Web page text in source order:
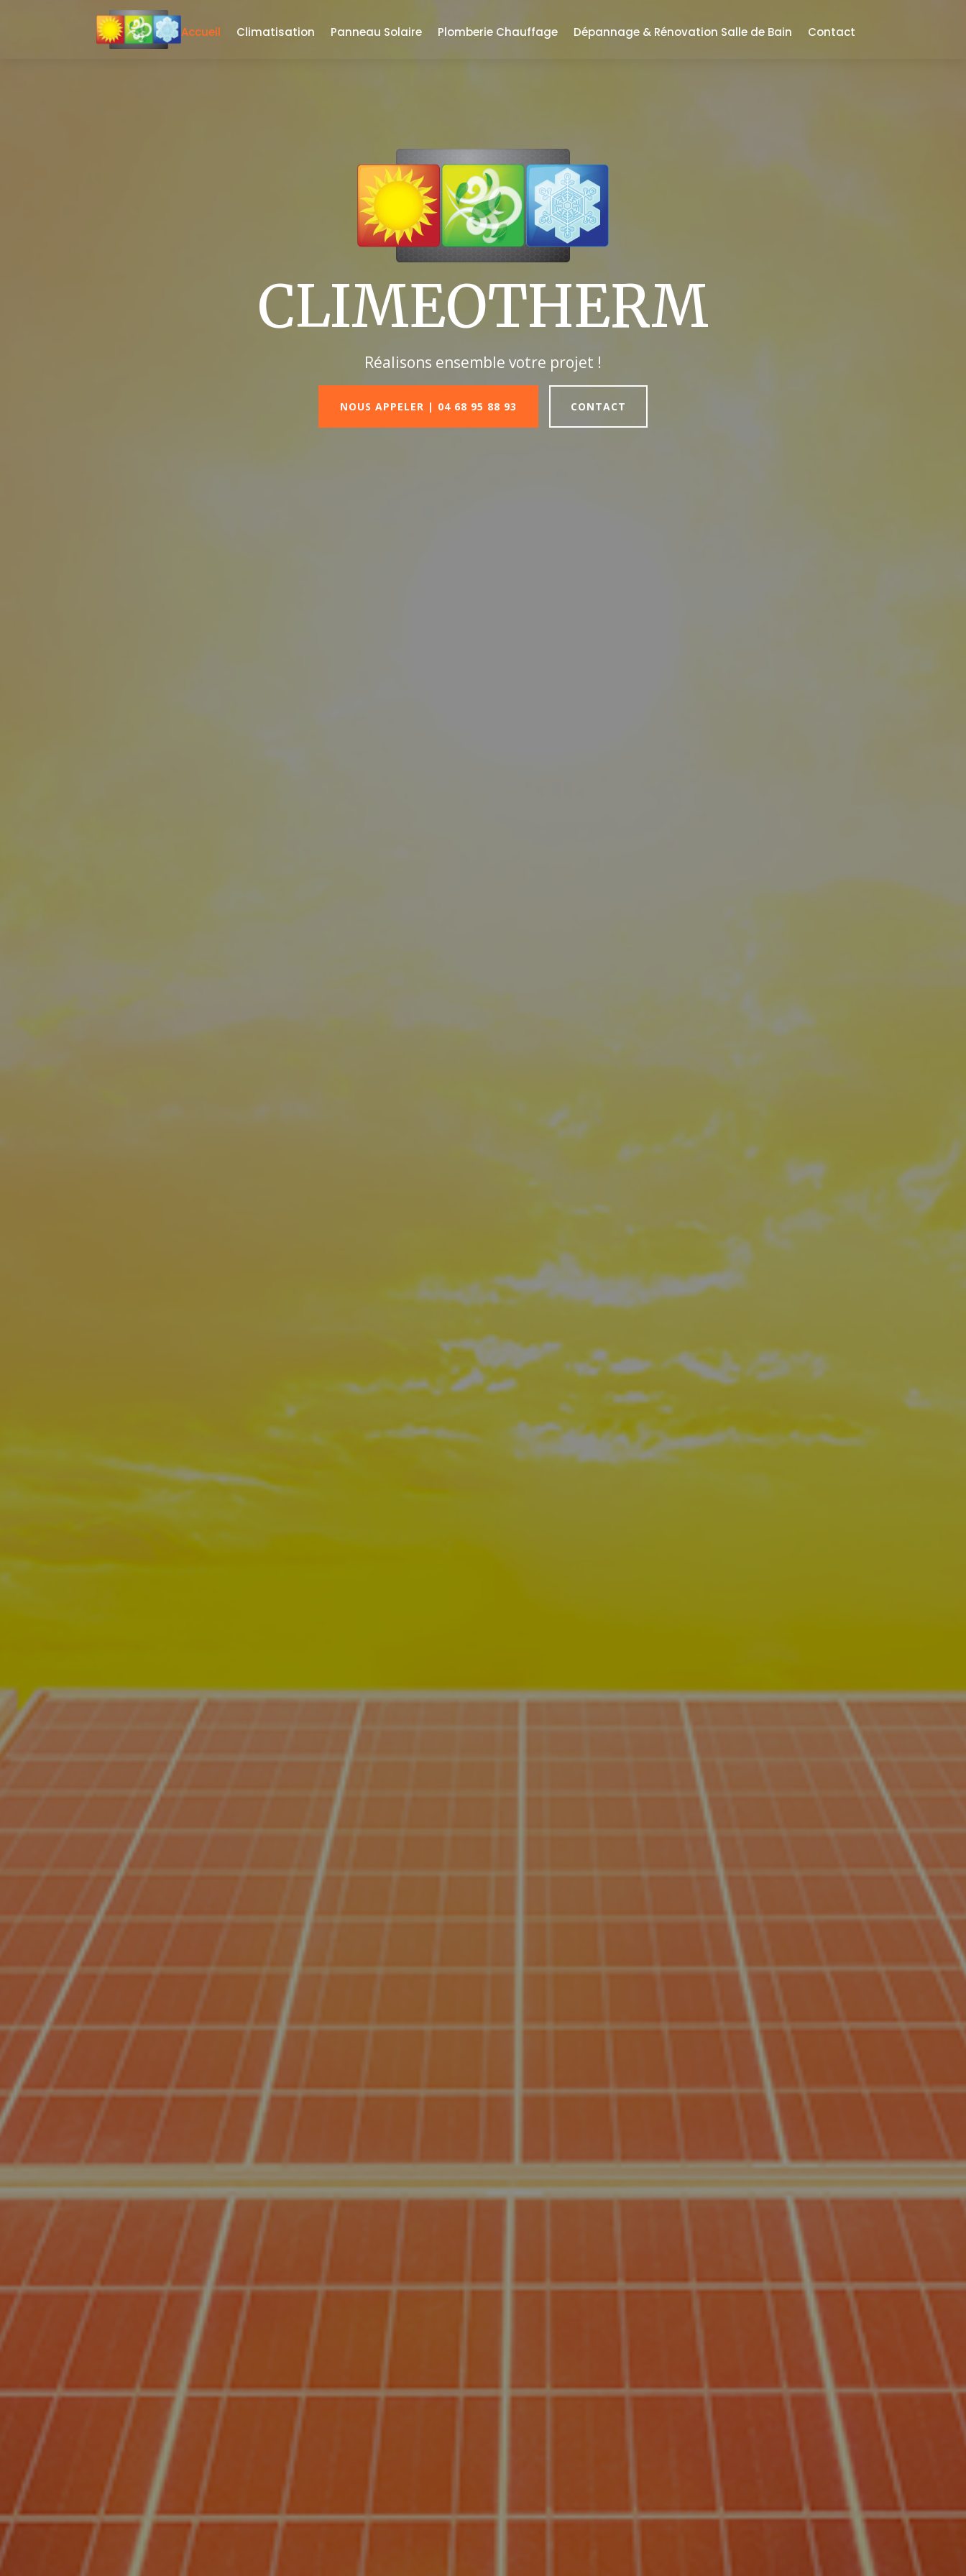
Accueil Climatisation Panneau Solaire Plomberie Chauffage Dépannage & Rénovation Salle de Bain Contact
CLIMEOTHERM
Réalisons ensemble votre projet !
NOUS APPELER | 04 68 95 88 93 CONTACT